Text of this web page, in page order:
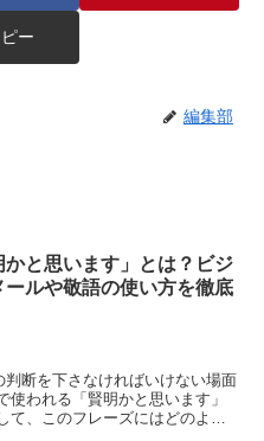
ー
編集部
かと思います」とは？ビジ
ールや敬語の使い方を徹底
断を下さなければいけない場面
われる「賢明かと思います」
、このフレーズにはどのよう